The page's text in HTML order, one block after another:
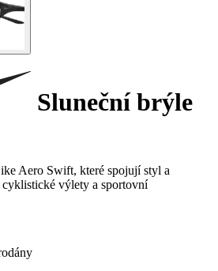
Sluneční brýle
Aero Swift, které spojují styl a
výlety a sportovní